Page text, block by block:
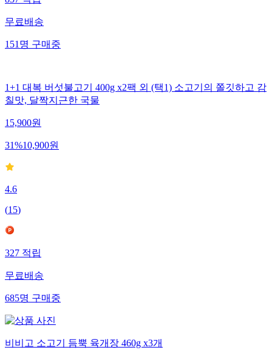
무료배송
151명구매중
1+1 대복 버섯불고기 400g x2팩 외 (택1) 소고기의 쫄깃하고 감
칠맛, 달짝지근한 국물
15,900원
31%10,900원
4.6
(15)
327적립
무료배송
685명구매중
비비고 소고기 듬뿍 육개장 460g x3개